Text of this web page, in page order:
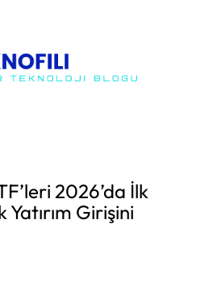
2026’da İlk
Yatırım Girişini